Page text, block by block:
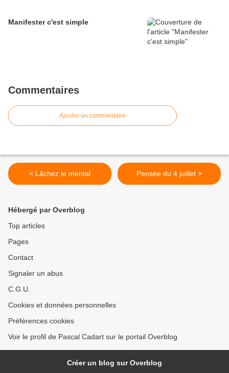
Manifester c'est simple
Commentaires
Ajouter un commentaire
< Lâchez le mental Pensée du 4 juillet >
Hébergé par Overblog
Top articles
Pages
Contact
Signaler un abus
C.G.U.
Cookies et données personnelles
Préférences cookies
Voir le profil de Pascal Cadart sur le portail Overblog
Créer un blog sur Overblog